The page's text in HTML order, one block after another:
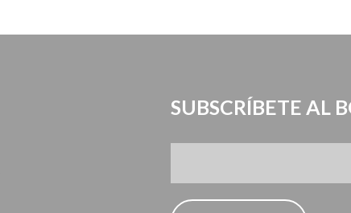
SUBSCRÍBETE AL